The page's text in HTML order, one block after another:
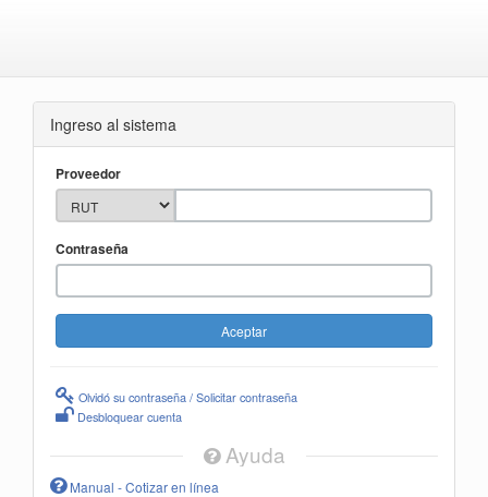
Ingreso al sistema
Proveedor
Contraseña
Olvidó su contraseña / Solicitar contraseña
Desbloquear cuenta
Ayuda
Manual - Cotizar en línea